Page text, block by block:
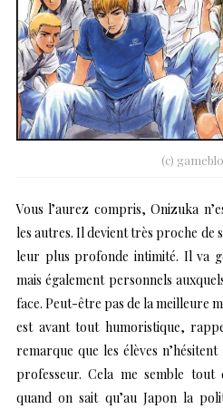
(c)
Vous l’aurez compris, Onizuka
les autres. Il devient très proche de
leur plus profonde intimité. Il va
mais également personnels
face. Peut-être pas de la meilleure
est avant tout humoristique,
remarque que les élèves
professeur. Cela me semble tout
quand on sait qu’au Japon la